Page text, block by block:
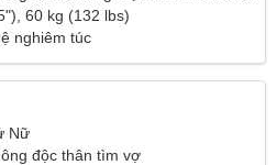
60 kg (132 lbs)
nghiêm túc
Nữ
độc thân tìm vợ